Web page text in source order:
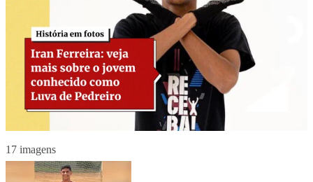
17 imagens